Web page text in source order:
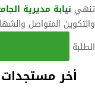
أخر
تنهي نيابة مديرية
والتكوين المتواصل
الطلبة